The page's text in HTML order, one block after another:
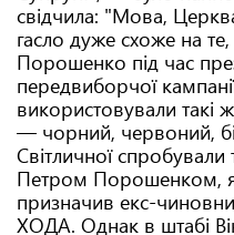
свідчила: "Мова,
гасло дуже схоже на
Порошенко під час
передвиборчої
використовували такі
— чорний, червоний,
Світличної
Петром Порошенком,
призначив екс-
ХОДА. Однак в штабі